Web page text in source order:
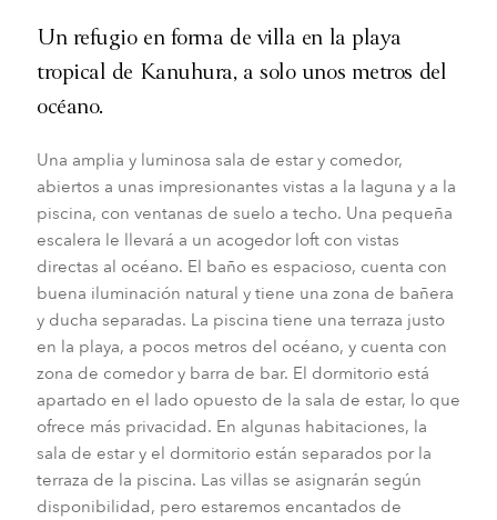
Un refugio en forma de villa en la playa
tropical de Kanuhura, a solo unos metros del
océano.
Una amplia y luminosa sala de estar y comedor,
abiertos a unas impresionantes vistas a la laguna y a la
piscina, con ventanas de suelo a techo. Una pequeña
escalera le llevará a un acogedor loft con vistas
directas al océano. El baño es espacioso, cuenta con
buena iluminación natural y tiene una zona de bañera
y ducha separadas. La piscina tiene una terraza justo
en la playa, a pocos metros del océano, y cuenta con
zona de comedor y barra de bar. El dormitorio está
apartado en el lado opuesto de la sala de estar, lo que
ofrece más privacidad. En algunas habitaciones, la
sala de estar y el dormitorio están separados por la
terraza de la piscina. Las villas se asignarán según
disponibilidad, pero estaremos encantados de